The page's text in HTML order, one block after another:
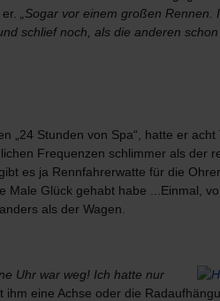
„Sogar vor einem großen
schlief noch, als die anderen
„24 Stunden von Spa“, hatte er acht
Frequenzen schlimmer als der
es ja Rennfahrerwatte für die
Glück gehabt habe ...Einmal,
als der Wagen.
Uhr war weg! Ich hatte nur
eine Achse oder die